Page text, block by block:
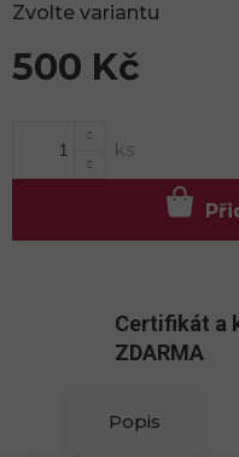
500 Kč
Zvolte variantu
Certifikát a
ZDARMA
Popis